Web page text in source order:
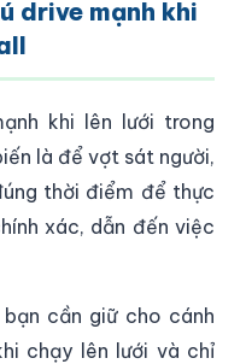
drive mạnh khi
khi lên lưới trong
là để vợt sát người,
thời điểm để thực
xác, dẫn đến việc
cần giữ cho cánh
chạy lên lưới và chỉ